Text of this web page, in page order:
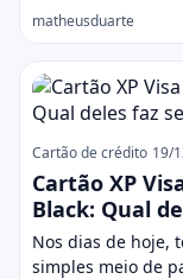
matheusduarte
Cartão de crédito 19/
Cartão XP
Black: Qual
Nos dias de hoje,
simples meio de